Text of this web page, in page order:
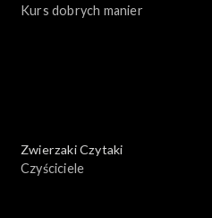
Kurs dobrych manier
Zwierzaki Czytaki
Czyściciele